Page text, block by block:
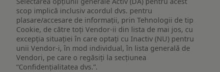
scop implică inclusiv acordul dvs. pentru
plasare/accesare de informații, prin Tehnologii de tip
Cookie, de către toți Vendor-ii din lista de mai jos, cu
excepția situației în care optați cu Inactiv (NU) pentru
unii Vendor-i, în mod individual, în lista generală de
Vendori, pe care o regăsiți la secțiunea
“Confidențialitatea dvs.”.